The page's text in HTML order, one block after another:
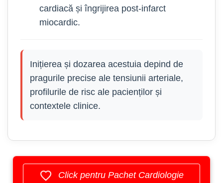
cardiacă și îngrijirea post-infarct
miocardic.
Inițierea și dozarea acestuia depind de
pragurile precise ale tensiunii arteriale,
profilurile de risc ale pacienților și
contextele clinice.
Click pentru Pachet Cardiologie